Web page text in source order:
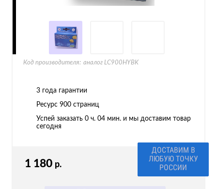
ДОСТАВИМ В
ЛЮБУЮ ТОЧКУ
РОССИИ
1 180 р.
Код производителя: аналог LC900HYBK
3 года гарантии
Ресурс 900 страниц
Успей заказать 0 ч. 04 мин. и мы доставим товар
сегодня